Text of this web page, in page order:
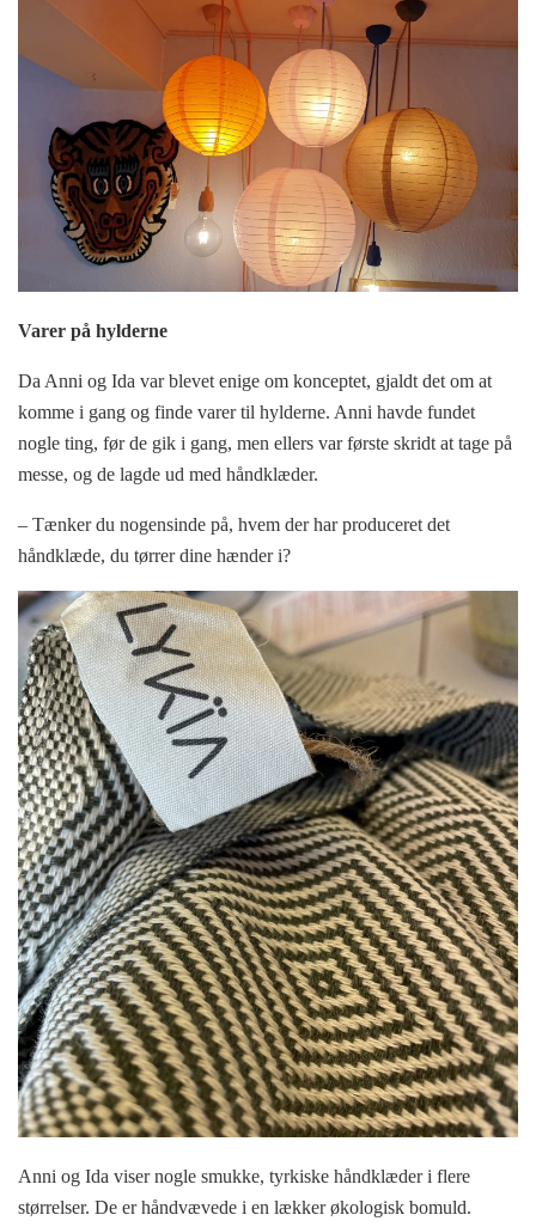
Varer på hylderne
Da Anni og Ida var blevet enige om konceptet, gjaldt det om at
komme i gang og finde varer til hylderne. Anni havde fundet
nogle ting, før de gik i gang, men ellers var første skridt at tage på
messe, og de lagde ud med håndklæder.
– Tænker du nogensinde på, hvem der har produceret det
håndklæde, du tørrer dine hænder i?
Anni og Ida viser nogle smukke, tyrkiske håndklæder i flere
størrelser. De er håndvævede i en lækker økologisk bomuld.